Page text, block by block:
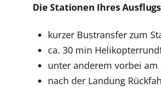
Die Stationen Ihres
kurzer Bustransfer zum
ca. 30 min
unter anderem vorbei
nach der Landung